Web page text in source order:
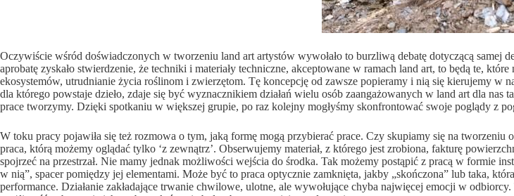
Oczywiście wśród doświadczonych w tworzeniu land art artystów wywołało to burzliwą debatę dotyczącą
aprobatę zyskało stwierdzenie, że techniki i materiały techniczne, akceptowane w ramach land art, to będą te,
ekosystemów, utrudnianie życia roślinom i zwierzętom. Tę koncepcję od zawsze popieramy i nią się kierujemy w
dla którego powstaje dzieło, zdaje się być wyznacznikiem działań wielu osób zaangażowanych w land art dla
prace tworzymy. Dzięki spotkaniu w większej grupie, po raz kolejny mogłyśmy skonfrontować swoje poglądy z
W toku pracy pojawiła się też rozmowa o tym, jaką formę mogą przybierać prace. Czy skupiamy się na
praca, którą możemy oglądać tylko ‘z zewnątrz’. Obserwujemy materiał, z którego jest zrobiona, fakturę
spojrzeć na przestrzał. Nie mamy jednak możliwości wejścia do środka. Tak możemy postąpić z pracą w formie
w nią”, spacer pomiędzy jej elementami. Może być to praca optycznie zamknięta, jakby „skończona” lub taka,
performance. Działanie zakładające trwanie chwilowe, ulotne, ale wywołujące chyba najwięcej emocji w